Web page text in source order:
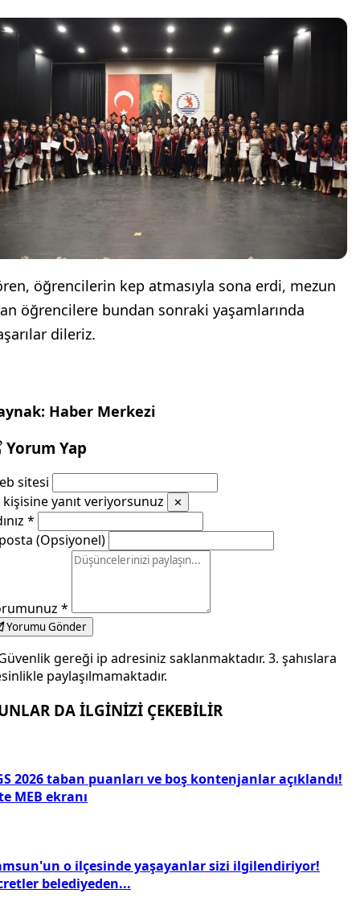
öğrencilerin kep atmasıyla sona erdi, mezun
öğrencilere bundan sonraki yaşamlarında
dileriz.
Haber Merkezi
Yorum Yap
sitesi
kişisine yanıt veriyorsunuz
✕
*
(Opsiyonel)
*
Yorumu Gönder
gereği ip adresiniz saklanmaktadır. 3. şahıslara
paylaşılmamaktadır.
DA İLGİNİZİ ÇEKEBİLİR
2026 taban puanları ve boş kontenjanlar açıklandı!
MEB ekranı
o ilçesinde yaşayanlar sizi ilgilendiriyor!
belediyeden...